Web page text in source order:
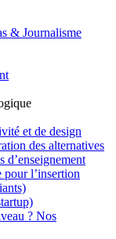
& Journalisme
et de design
des alternatives
d’enseignement
l’insertion
? Nos